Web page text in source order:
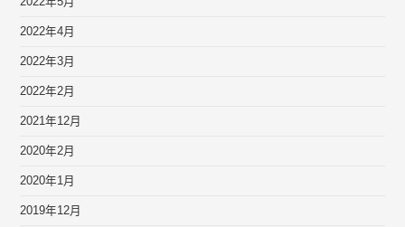
2022年4月
2022年3月
2022年2月
2021年12月
2020年2月
2020年1月
2019年12月